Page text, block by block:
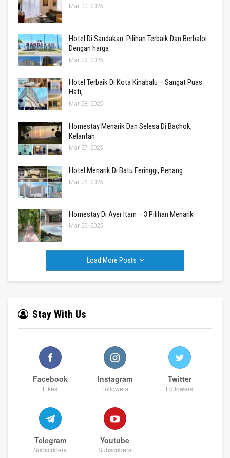
Mar 30, 2025
Hotel Di Sandakan. Pilihan Terbaik Dan Berbaloi
Dengan harga
Mar 29, 2025
Hotel Terbaik Di Kota Kinabalu – Sangat Puas
Hati,…
Mar 28, 2025
Homestay Menarik Dan Selesa Di Bachok,
Kelantan
Mar 27, 2025
Hotel Menarik Di Batu Feringgi, Penang
Mar 26, 2025
Homestay Di Ayer Itam – 3 Pilihan Menarik
Mar 25, 2025
Load More Posts
Stay With Us
Facebook
Likes
Instagram
Followers
Twitter
Followers
Telegram
Subscribers
Youtube
Subscribers